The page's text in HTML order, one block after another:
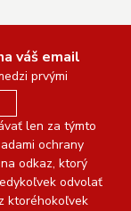
váš email
prvými
len za týmto
ochrany
odkaz, ktorý
odvolať
ktoréhokoľvek